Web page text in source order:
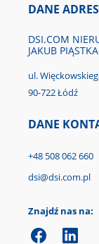
DANE
DSI.COM
JAKUB PIĄSTKA
ul.
90-722 Łódź
DANE
+48 508 062 660
dsi@dsi.com.pl
Znajdź nas na: